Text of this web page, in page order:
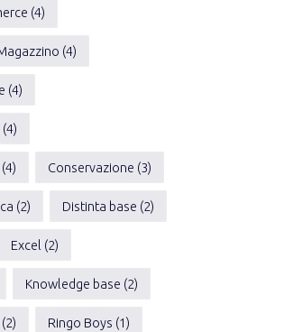
(4)
(4)
(4)
Conservazione (3)
(2) Distinta base (2)
Excel (2)
Knowledge base (2)
Ringo Boys (1)